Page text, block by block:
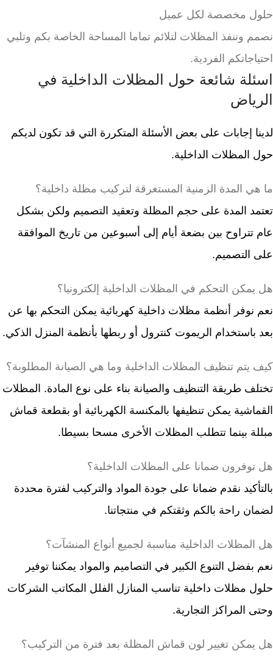
حلول مخصصة لكل عميل
نصمم وننفذ المظلات لتلائم تماما المساحة الخاصة بكم وتلبي
احتياجاتكم الفردية.
اسئلة شائعة حول المظلات الداخلية في
الرياض
لدينا إجابات على بعض الأسئلة المتكررة التي قد تكون لديكم
حول المظلات الداخلية.
ما هي المدة الزمنية المستغرقة لتركيب مظلة داخلية؟
تعتمد المدة على حجم المظلة وتعقيد التصميم ولكن بشكل
عام تتراوح بين بضعة أيام إلى أسبوعين من تاريخ الموافقة
على التصميم.
هل يمكن التحكم في المظلات الداخلية إلكترونيا؟
نعم نوفر أنظمة مظلات داخلية كهربائية يمكن التحكم بها عن
بعد باستخدام الريموت كنترول أو ربطها بأنظمة المنزل الذكي.
كيف يتم تنظيف المظلات الداخلية وما هي الصيانة المطلوبة؟
تختلف طريقة التنظيف والصيانة بناء على نوع المادة. المظلات
القماشية يمكن تنظيفها بالمكنسة الكهربائية أو بقطعة قماش
مبللة بينما تتطلب المظلات الأخرى مسحا بسيطا.
هل توفرون ضمانا على المظلات الداخلية؟
بالتأكيد نقدم ضمانا على جودة المواد والتركيب لفترة محددة
لضمان راحة بالكم وثقتكم في منتجاتنا.
هل المظلات الداخلية مناسبة لجميع أنواع المنشآت؟
نعم بفضل التنوع الكبير في التصاميم والمواد يمكننا توفير
حلول مظلات داخلية تناسب المنازل الفلل المكاتب الشركات
وحتى المراكز التجارية.
هل يمكن تغيير لون قماش المظلة بعد فترة من التركيب؟